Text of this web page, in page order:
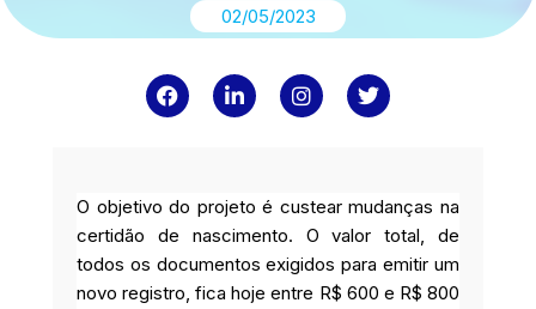
02/05/2023
F
a
o
k
L
i
i
n
I
n
r
a
m
T
w
r
O objetivo do projeto é custear mudanças na
certidão de nascimento. O valor total, de
todos os documentos exigidos para emitir um
novo registro, fica hoje entre R$ 600 e R$ 800